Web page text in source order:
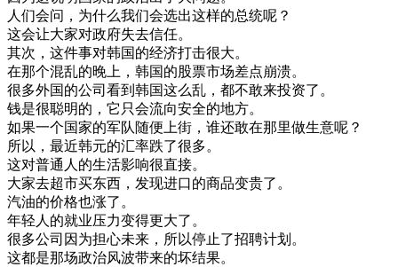
人们会问 ， 为什么我们会选出这样的总统呢 ？
这会让大家对政府失去信任。
其次 ， 这件事对韩国的经济打击很大。
在那个混乱的晚上 ， 韩国的股票市场差点崩溃。
很多外国的公司 看到 韩国这么乱 ， 都不敢来投资了。
钱是很聪明的 ， 它 只会流向安全的地方。
如果一个国家的军队随便上街 ， 谁还敢在那里做生意呢 ？
所以 ， 最近韩元的汇率跌了很多。
这对普通 人的生活影响很直接。
大家去超市买东西 ， 发现进口的商品变贵了。
汽油的价格也涨了。
年轻人的就业压力变得更大了。
很多公司 因为担心未来 ， 所以停止了招聘计划 。
这都是那场政治风波带来的坏结果。